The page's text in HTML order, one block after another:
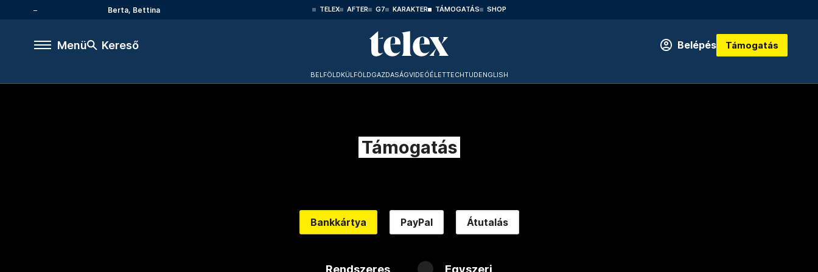
Berta, Bettina TELEX AFTER G7 KARAKTER TÁMOGATÁS SHOP
Menü Kereső Belépés Támogatás
BELFÖLDKÜLFÖLDGAZDASÁGVIDEÓÉLETTECHTUDENGLISH
Támogatás
Bankkártya PayPal Átutalás
Rendszeres Egyszeri